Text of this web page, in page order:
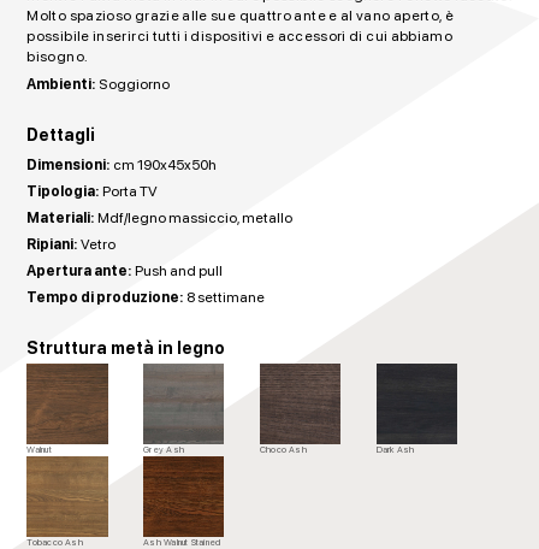
Molto spazioso grazie alle sue quattro ante e al vano aperto, è
possibile inserirci tutti i dispositivi e accessori di cui abbiamo
bisogno.
Ambienti: Soggiorno
Dettagli
Dimensioni: cm 190x45x50h
Tipologia: Porta TV
Materiali: Mdf/legno massiccio, metallo
Ripiani: Vetro
Apertura ante: Push and pull
Tempo di produzione: 8 settimane
Struttura metà in legno
Walnut Grey Ash Choco Ash Dark Ash
Tobacco Ash Ash Walnut Stained